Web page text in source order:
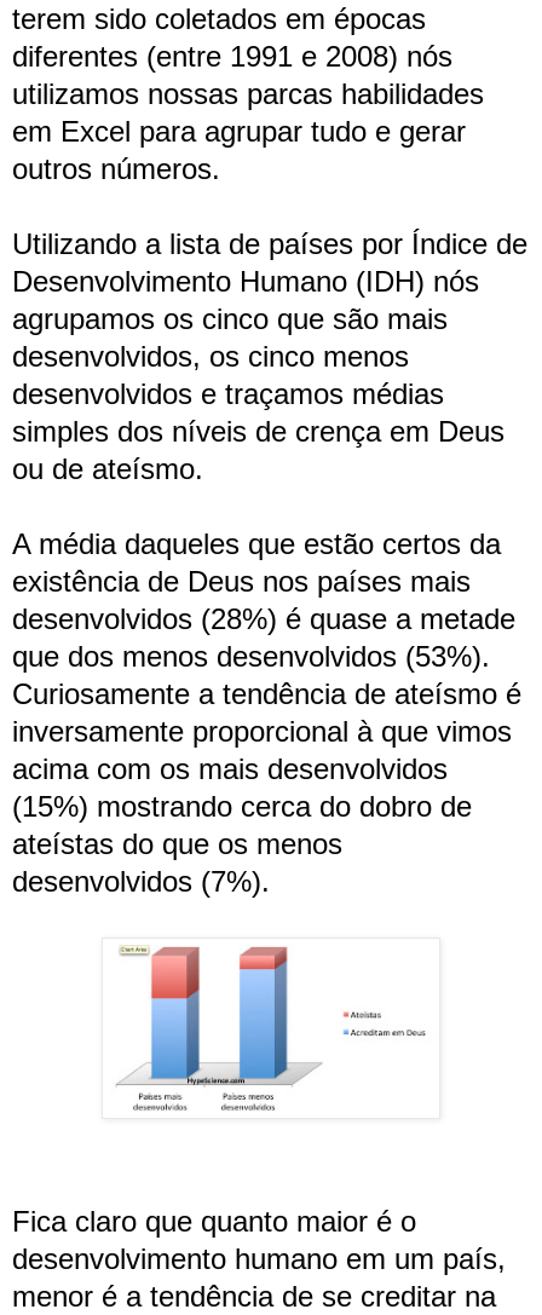
terem sido coletados em épocas
diferentes (entre 1991 e 2008) nós
utilizamos nossas parcas habilidades
em Excel para agrupar tudo e gerar
outros números.
Utilizando a lista de países por Índice de
Desenvolvimento Humano (IDH) nós
agrupamos os cinco que são mais
desenvolvidos, os cinco menos
desenvolvidos e traçamos médias
simples dos níveis de crença em Deus
ou de ateísmo.
A média daqueles que estão certos da
existência de Deus nos países mais
desenvolvidos (28%) é quase a metade
que dos menos desenvolvidos (53%).
Curiosamente a tendência de ateísmo é
inversamente proporcional à que vimos
acima com os mais desenvolvidos
(15%) mostrando cerca do dobro de
ateístas do que os menos
desenvolvidos (7%).
Fica claro que quanto maior é o
desenvolvimento humano em um país,
menor é a tendência de se creditar na